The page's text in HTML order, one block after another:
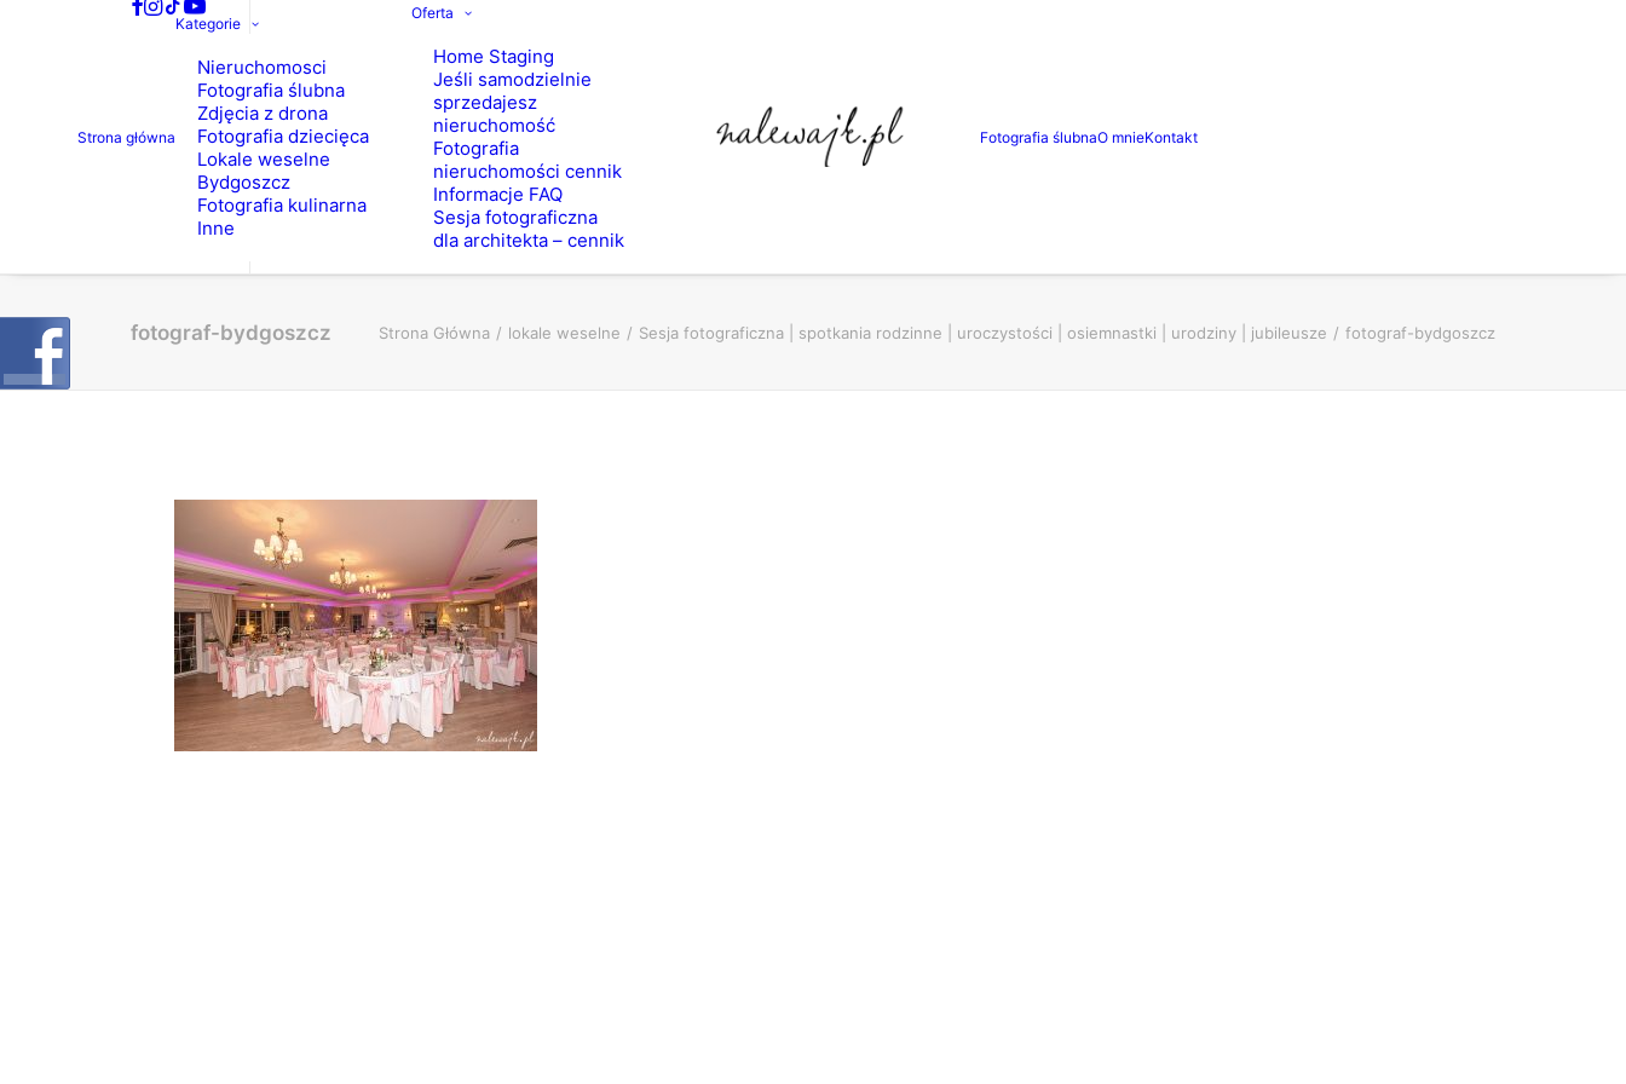
Strona główna
Kategorie
Nieruchomosci
Fotografia ślubna
Zdjęcia z drona
Fotografia dziecięca
Lokale weselne
Bydgoszcz
Fotografia kulinarna
Inne
Oferta
Home Staging
Jeśli samodzielnie
sprzedajesz
nieruchomość
Fotografia
nieruchomości cennik
Informacje FAQ
Sesja fotograficzna
dla architekta – cennik
Fotografia ślubnaO mnieKontakt
fotograf-bydgoszcz Strona Główna lokale weselne Sesja fotograficzna | spotkania rodzinne | uroczystości | osiemnastki | urodziny | jubileusze fotograf-bydgoszcz